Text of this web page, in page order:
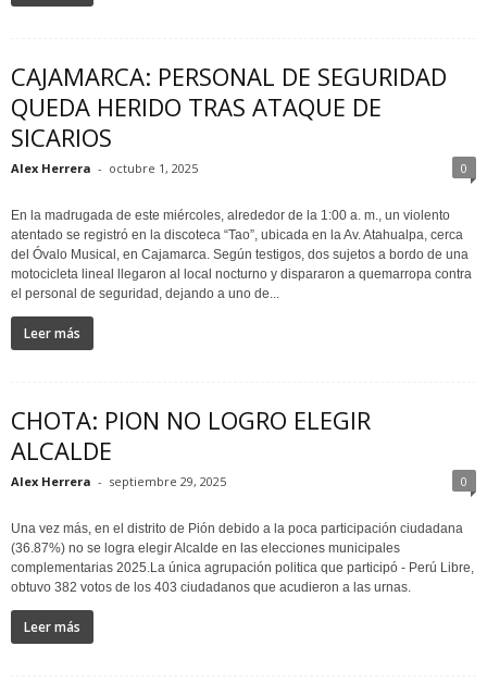
CAJAMARCA: PERSONAL DE SEGURIDAD
QUEDA HERIDO TRAS ATAQUE DE
SICARIOS
Alex Herrera - octubre 1, 2025 0
En la madrugada de este miércoles, alrededor de la 1:00 a. m., un violento
atentado se registró en la discoteca “Tao”, ubicada en la Av. Atahualpa, cerca
del Óvalo Musical, en Cajamarca. Según testigos, dos sujetos a bordo de una
motocicleta lineal llegaron al local nocturno y dispararon a quemarropa contra
el personal de seguridad, dejando a uno de...
Leer más
CHOTA: PION NO LOGRO ELEGIR
ALCALDE
Alex Herrera - septiembre 29, 2025 0
Una vez más, en el distrito de Pión debido a la poca participación ciudadana
(36.87%) no se logra elegir Alcalde en las elecciones municipales
complementarias 2025.La única agrupación politica que participó - Perú Libre,
obtuvo 382 votos de los 403 ciudadanos que acudieron a las urnas.
Leer más